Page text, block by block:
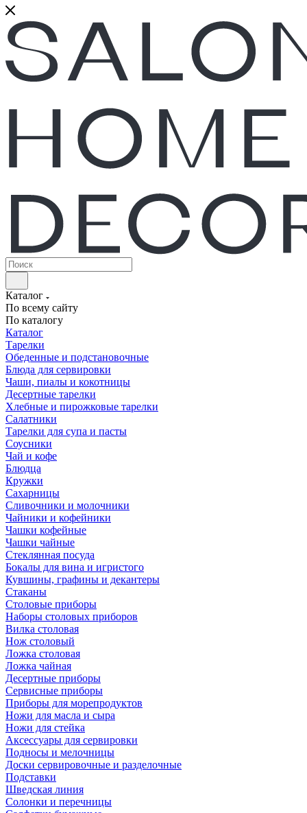
Каталог
По всему сайту
По каталогу
Каталог
Тарелки
Обеденные и подстановочные
Блюда для сервировки
Чаши, пиалы и кокотницы
Десертные тарелки
Хлебные и пирожковые тарелки
Салатники
Тарелки для супа и пасты
Соусники
Чай и кофе
Блюдца
Кружки
Сахарницы
Сливочники и молочники
Чайники и кофейники
Чашки кофейные
Чашки чайные
Стеклянная посуда
Бокалы для вина и игристого
Кувшины, графины и декантеры
Стаканы
Столовые приборы
Наборы столовых приборов
Вилка столовая
Нож столовый
Ложка столовая
Ложка чайная
Десертные приборы
Сервисные приборы
Приборы для морепродуктов
Ножи для масла и сыра
Ножи для стейка
Аксессуары для сервировки
Подносы и мелочницы
Доски сервировочные и разделочные
Подставки
Шведская линия
Солонки и перечницы